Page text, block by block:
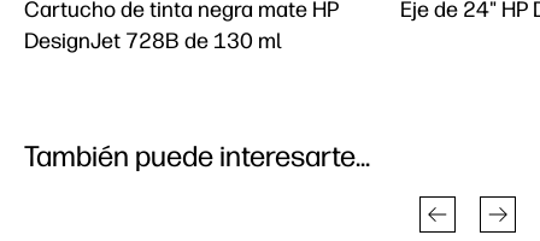
Cartucho de tinta negra mate HP
DesignJet 728B de 130 ml
Eje de 24" HP
También puede interesarte...